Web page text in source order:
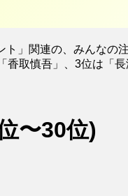
ト」関連の、みんなの
香取慎吾」、3位は「
〜30位)